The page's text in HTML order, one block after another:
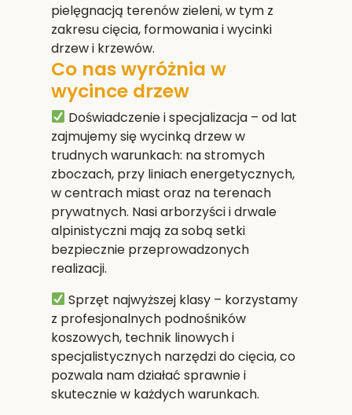
pielęgnacją terenów zieleni, w tym z
zakresu cięcia, formowania i wycinki
drzew i krzewów.
Co nas wyróżnia w
wycince drzew
Doświadczenie i specjalizacja– od lat
zajmujemy się wycinką drzew w
trudnych warunkach: na stromych
zboczach, przy liniach energetycznych,
w centrach miast oraz na terenach
prywatnych. Nasi arborzyści i drwale
alpinistyczni mają za sobą setki
bezpiecznie przeprowadzonych
realizacji.
Sprzęt najwyższej klasy– korzystamy
z profesjonalnych podnośników
koszowych, technik linowych i
specjalistycznych narzędzi do cięcia, co
pozwala nam działać sprawnie i
skutecznie w każdych warunkach.